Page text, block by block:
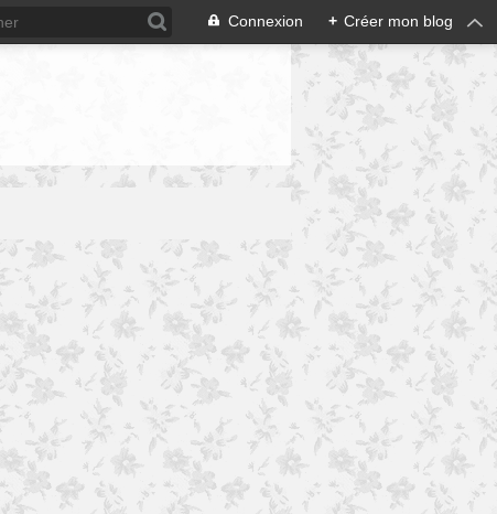
Connexion + Créer mon blog